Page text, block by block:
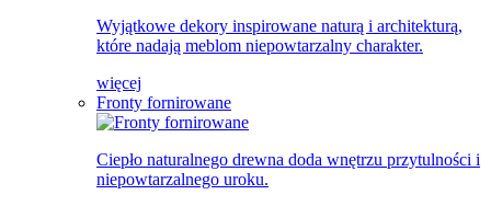
Wyjątkowe dekory inspirowane naturą i architekturą,
które nadają meblom niepowtarzalny charakter.
więcej
Fronty fornirowane
Ciepło naturalnego drewna doda wnętrzu przytulności i
niepowtarzalnego uroku.